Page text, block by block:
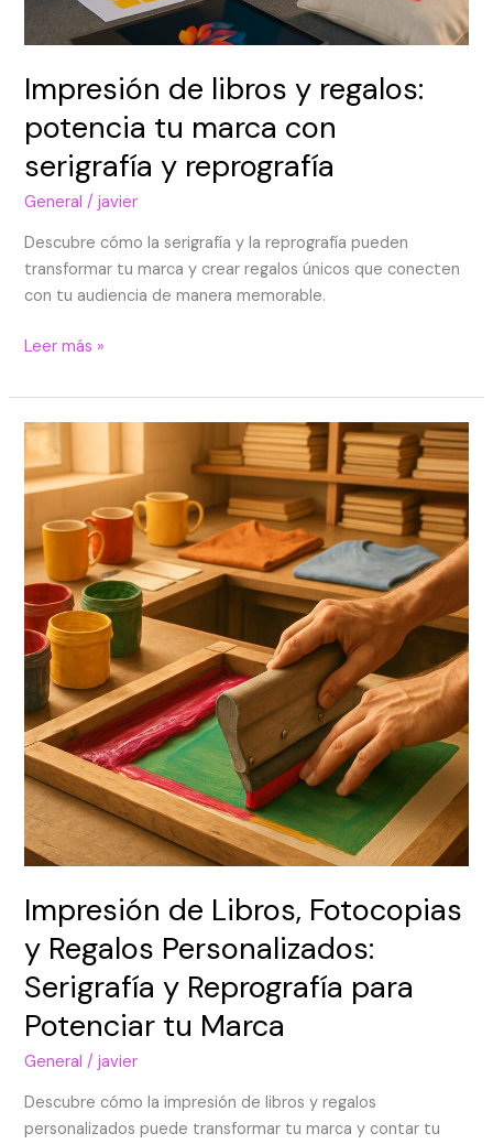
Impresión de libros y regalos:
potencia tu marca con
serigrafía y reprografía
General /javier
Descubre cómo la serigrafía y la reprografía pueden
transformar tu marca y crear regalos únicos que conecten
con tu audiencia de manera memorable.
Leer más »
Impresión de Libros, Fotocopias
y Regalos Personalizados:
Serigrafía y Reprografía para
Potenciar tu Marca
General /javier
Descubre cómo la impresión de libros y regalos
personalizados puede transformar tu marca y contar tu
Impresión
de
Libros,
Fotocopias
Regalos
Personalizados:
Serigrafía
y
Reprografía
para
Potenciar
tu
Marca